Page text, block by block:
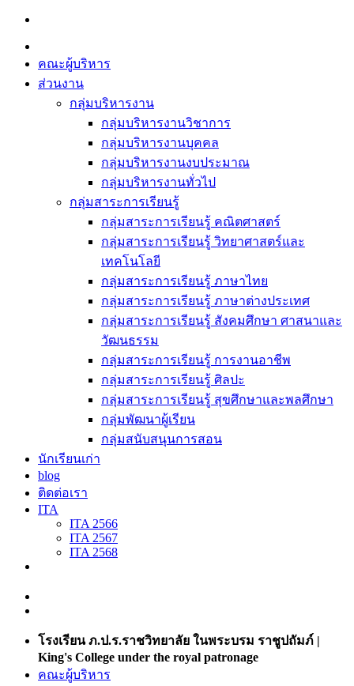
Skip
content
คณะผู้บริหาร
ส่วนงาน
กลุ่มบริหารงาน
กลุ่มบริหารงานวิชาการ
กลุ่มบริหารงานบุคคล
กลุ่มบริหารงานงบประมาณ
กลุ่มบริหารงานทั่วไป
กลุ่มสาระการเรียนรู้
กลุ่มสาระการเรียนรู้ คณิตศาสตร์
กลุ่มสาระการเรียนรู้ วิทยาศาสตร์และ
เทคโนโลยี
กลุ่มสาระการเรียนรู้ ภาษาไทย
กลุ่มสาระการเรียนรู้ ภาษาต่างประเทศ
กลุ่มสาระการเรียนรู้ สังคมศึกษา ศาสนาและ
วัฒนธรรม
กลุ่มสาระการเรียนรู้ การงานอาชีพ
กลุ่มสาระการเรียนรู้ ศิลปะ
กลุ่มสาระการเรียนรู้ สุขศึกษาและพลศึกษา
กลุ่มพัฒนาผู้เรียน
กลุ่มสนับสนุนการสอน
นักเรียนเก่า
blog
ติดต่อเรา
ITA
ITA 2566
ITA 2567
ITA 2568
โรงเรียน ภ.ป.ร.ราชวิทยาลัย ในพระบรม ราชูปถัมภ์ |
King's College under the royal patronage
คณะผู้บริหาร